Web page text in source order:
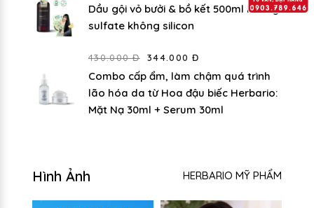
Dầu gội vỏ bưởi & bồ kết 500ml không
sulfate không silicon
430.000 Đ 344.000 Đ
Combo cấp ẩm, làm chậm quá trình
lão hóa da từ Hoa đậu biếc Herbario:
Mặt Nạ 30ml + Serum 30ml
Hình Ảnh HERBARIO MỸ PHẨM